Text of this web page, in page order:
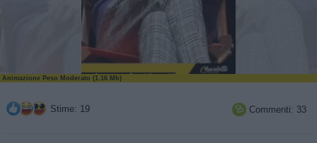
Animazione Peso Moderato (1.16 Mb)
Stime: 19  Commenti: 33